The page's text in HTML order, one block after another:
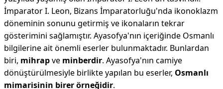
İmparator I. Leon, Bizans İmparatorluğu'nda ikonoklazm
döneminin sonunu getirmiş ve ikonaların tekrar
gösterimini sağlamıştır. Ayasofya'nın içeriğinde Osmanlı
bilgilerine ait önemli eserler bulunmaktadır. Bunlardan
biri, mihrapve minberdir. Ayasofya'nın camiye
dönüştürülmesiyle birlikte yapılan bu eserler, Osmanlı
mimarisinin birer örneğidir.